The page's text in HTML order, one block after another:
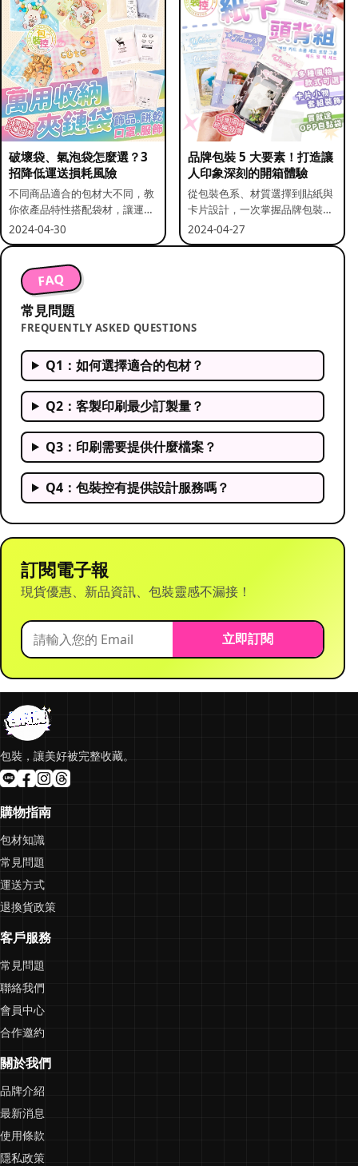
破壞袋、氣泡袋怎麼選？3
招降低運送損耗風險
不同商品適合的包材大不同，教
你依產品特性搭配袋材，讓運送
更安全。
2024-04-30
品牌包裝 5 大要素！打造讓
人印象深刻的開箱體驗
從包裝色系、材質選擇到貼紙與
卡片設計，一次掌握品牌包裝的
關鍵要素。
2024-04-27
FAQ
常見問題
FREQUENTLY ASKED QUESTIONS
Q1：如何選擇適合的包材？
Q2：客製印刷最少訂製量？
Q3：印刷需要提供什麼檔案？
Q4：包裝控有提供設計服務嗎？
訂閱電子報
現貨優惠、新品資訊、包裝靈感不漏接！
立即訂閱
包裝，讓美好被完整收藏。
購物指南
包材知識
常見問題
運送方式
退換貨政策
客戶服務
常見問題
聯絡我們
會員中心
合作邀約
關於我們
品牌介紹
最新消息
使用條款
隱私政策